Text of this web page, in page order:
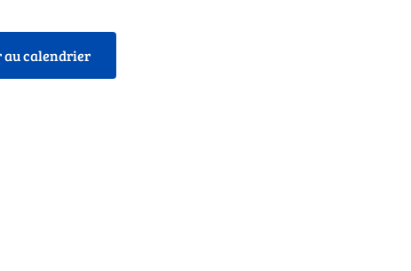
au calendrier